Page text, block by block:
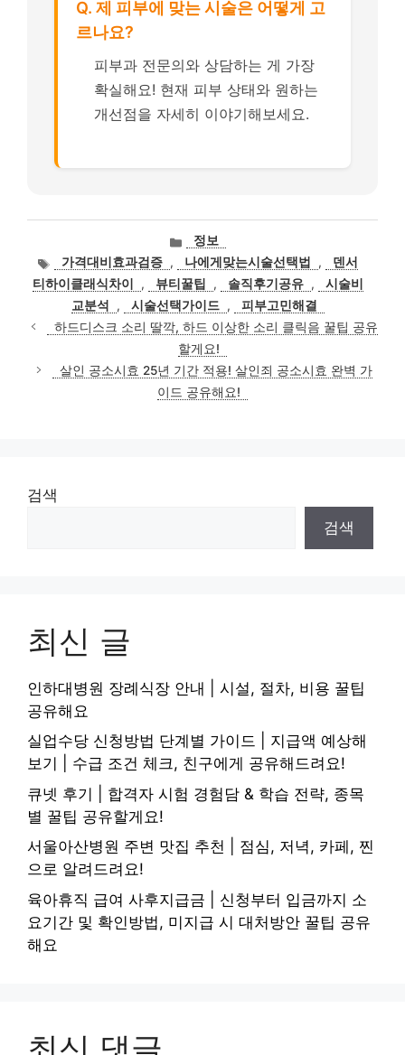
Q. 제 피부에 맞는 시술은 어떻게 고
르나요?
피부과 전문의와 상담하는 게 가장
확실해요! 현재 피부 상태와 원하는
개선점을 자세히 이야기해보세요.
카
테
고
리
정보
태
그
가격대비효과검증 , 나에게맞는시술선택법 ,
덴서
티하이클래식차이
, 뷰티꿀팁 , 솔직후기공유 ,
시술비
교분석
, 시술선택가이드 ,
피부고민해결
하드디스크 소리 딸깍, 하드 이상한 소리 클릭음 꿀팁 공유
할게요!
살인 공소시효 25년 기간 적용! 살인죄 공소시효 완벽 가
이드 공유해요!
검색
검색
최신 글
인하대병원 장례식장 안내 | 시설, 절차, 비용 꿀팁
공유해요
실업수당 신청방법 단계별 가이드 | 지급액 예상해
보기 | 수급 조건 체크, 친구에게 공유해드려요!
큐넷 후기 | 합격자 시험 경험담 & 학습 전략, 종목
별 꿀팁 공유할게요!
서울아산병원 주변 맛집 추천 | 점심, 저녁, 카페, 찐
으로 알려드려요!
육아휴직 급여 사후지급금 | 신청부터 입금까지 소
요기간 및 확인방법, 미지급 시 대처방안 꿀팁 공유
해요